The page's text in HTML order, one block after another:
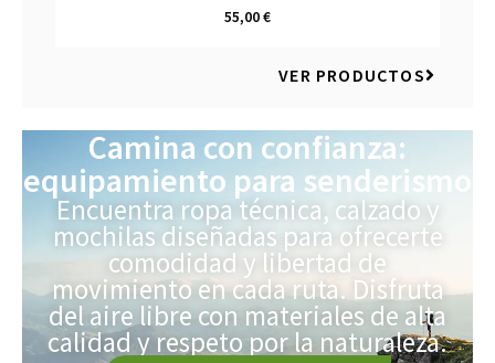
55,00€
VER PRODUCTOS
Camina con confianza:
equipamiento para senderismo
Encuentra ropa técnica, calzado y
mochilas diseñadas para ofrecerte
comodidad y libertad de
movimiento en cada ruta. Disfruta
del aire libre con materiales de alta
calidad y respeto por la naturaleza.